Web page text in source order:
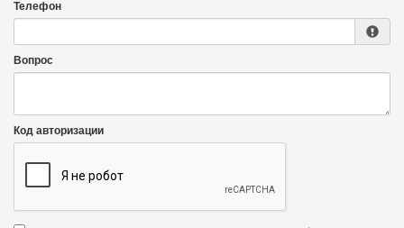
Телефон
Вопрос
Код авторизации